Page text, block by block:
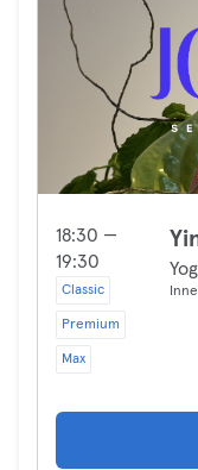
18:30 —
19:30
Classic
Premium
Max